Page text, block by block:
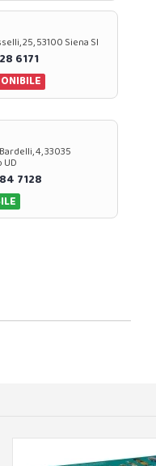
25, 53100 Siena SI
6171
4, 33035
UD
7128